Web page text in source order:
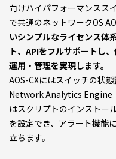
向けハイパフォーマンスス
で共通のネットワークOS
いシンプルなライセンス体
ト、APIをフルサポートし
運用・管理を実現します。
AOS-CXにはスイッチの状
Network Analytics Engine
はスクリプトのインストー
を設定でき、アラート機能
立ちます。